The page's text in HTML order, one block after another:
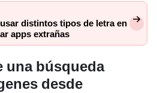
distintos tipos de letra en
apps extrañas
una búsqueda
desde